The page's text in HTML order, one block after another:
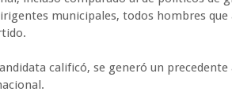
municipales, todos hombres que
calificó, se generó un